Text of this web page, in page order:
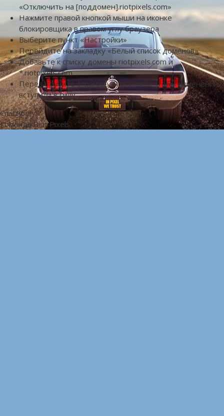
«Отключить на [поддомен].riotpixels.com»
Нажмите правой кнопкой мыши на иконке
блокировщика в правом углу браузера
Выберите пункт «Настройки»
Перейдите на закладку «Белый список доменов»
Добавьте к списку домены riotpixels.com и
*.riotpixels.com
Перезагрузите страницу Riot Pixels, чтобы изменения
вступили в силу
Спасибо!
Команда Riot Pixels.